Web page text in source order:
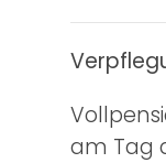
am Tag